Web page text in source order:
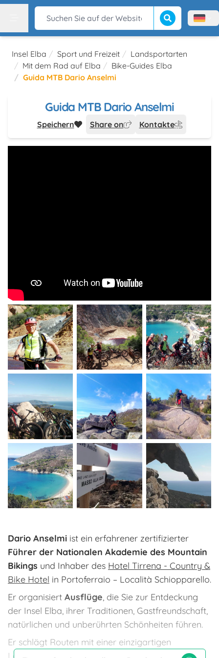
Suchen Sie auf der Website Suche beginnen
Menù
Insel Elba Sport und Freizeit
Landsportarten
Mit dem Rad auf Elba
Bike-Guides Elba
Guida MTB Dario Anselmi
Guida MTB Dario Anselmi
Speichern Share on Kontakte
Dario Anselmi ist ein erfahrener zertifizierter
Führer der Nationalen Akademie des Mountain
Bikings und Inhaber des Hotel Tirrena - Country &
Bike Hotel in Portoferraio – Località Schiopparello.
Er organisiert Ausflüge, die Sie zur Entdeckung
der Insel Elba, ihrer Traditionen, Gastfreundschaft,
natürlichen und unberührten Schönheiten führen.
Er schlägt Routen mit einer einzigartigen